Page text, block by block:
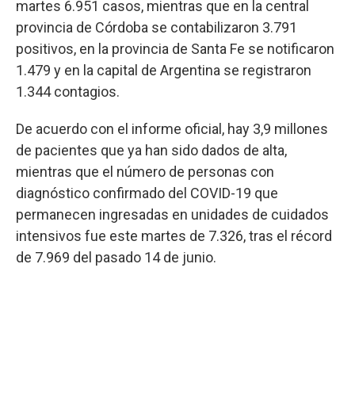
martes 6.951 casos, mientras que en la central
provincia de Córdoba se contabilizaron 3.791
positivos, en la provincia de Santa Fe se notificaron
1.479 y en la capital de Argentina se registraron
1.344 contagios.
De acuerdo con el informe oficial, hay 3,9 millones
de pacientes que ya han sido dados de alta,
mientras que el número de personas con
diagnóstico confirmado del COVID-19 que
permanecen ingresadas en unidades de cuidados
intensivos fue este martes de 7.326, tras el récord
de 7.969 del pasado 14 de junio.